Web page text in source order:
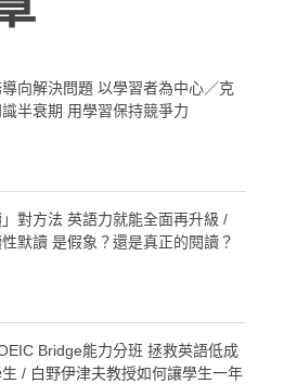
向解決問題 以學習者為中心／克
半衰期 用學習保持競爭力
」對方法 英語力就能全面再升級 /
默讀 是假象？還是真正的閱讀？
Bridge能力分班 拯救英語低成
/ 白野伊津夫教授如何讓學生一年